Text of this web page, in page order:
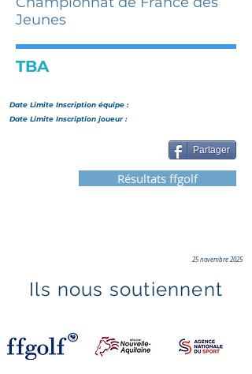
Jeunes
TBA
Date Limite Inscription équipe :
Date Limite Inscription joueur :
Partager
Résultats ffgolf
25 novembre 2025
Ils nous soutiennent